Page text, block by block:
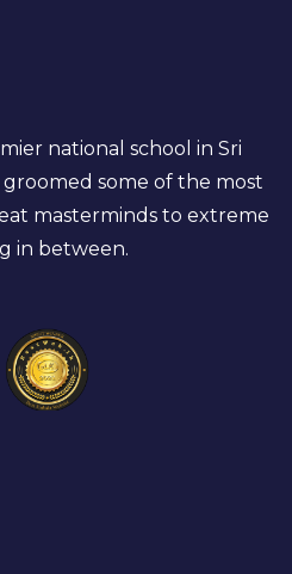
national school in Sri
groomed some of the most
masterminds to extreme
in between.